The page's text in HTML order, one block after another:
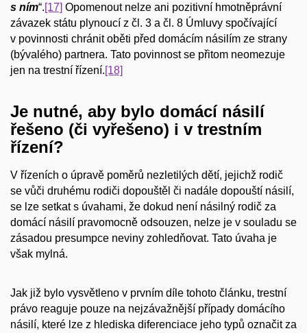
s ním“.[17] Opomenout nelze ani pozitivní hmotněprávní
závazek státu plynoucí z čl. 3 a čl. 8 Úmluvy spočívající
v povinnosti chránit oběti před domácím násilím ze strany
(bývalého) partnera. Tato povinnost se přitom neomezuje
jen na trestní řízení.[18]
Je nutné, aby bylo domácí násilí
řešeno (či vyřešeno) i v trestním
řízení?
V řízeních o úpravě poměrů nezletilých dětí, jejichž rodič
se vůči druhému rodiči dopouštěl či nadále dopouští násilí,
se lze setkat s úvahami, že dokud není násilný rodič za
domácí násilí pravomocně odsouzen, nelze je v souladu se
zásadou presumpce neviny zohledňovat. Tato úvaha je
však mylná.
Jak již bylo vysvětleno v prvním díle tohoto článku, trestní
právo reaguje pouze na nejzávažnější případy domácího
násilí, které lze z hlediska diferenciace jeho typů označit za